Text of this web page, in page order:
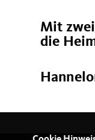
Mit
die